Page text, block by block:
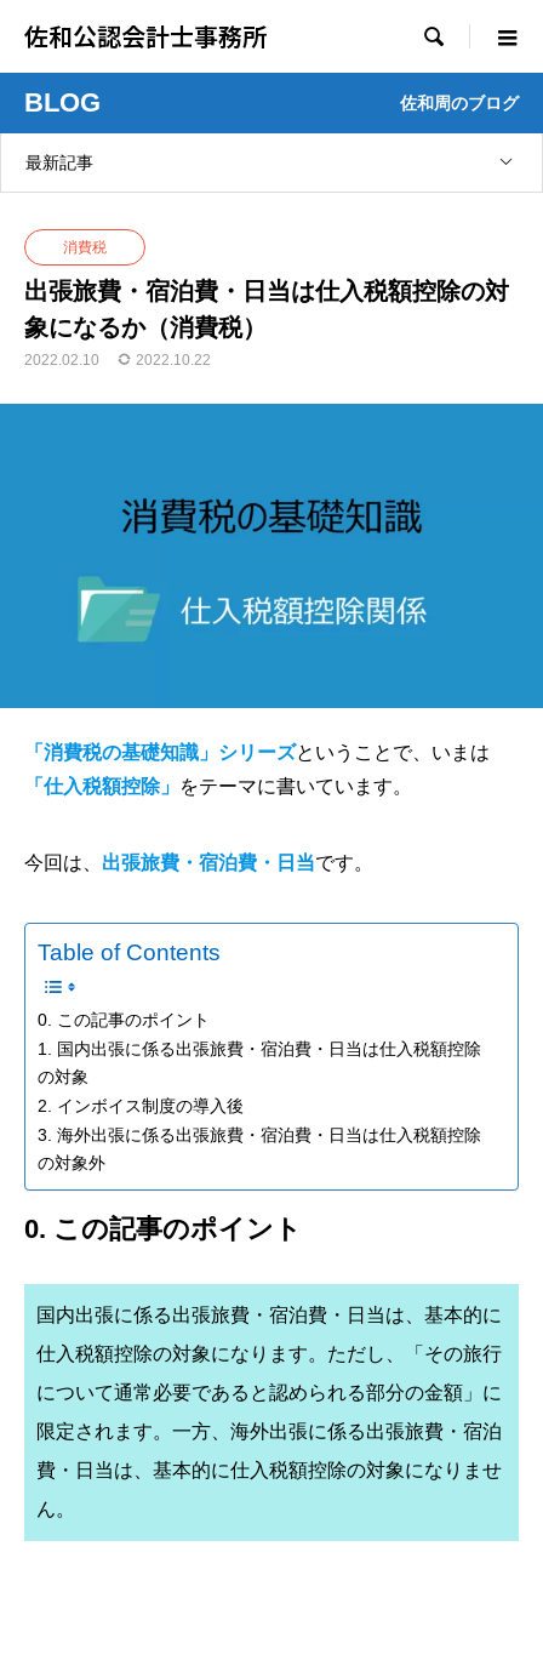
佐和公認会計士事務所 
BLOG 佐和周のブログ
最新記事
消費税
出張旅費・宿泊費・日当は仕入税額控除の対
象になるか（消費税）
2022.02.10 2022.10.22
「消費税の基礎知識」シリーズということで、いまは
「仕入税額控除」 をテーマに書いています。
今回は、 出張旅費・宿泊費・日当です。
Table of Contents
0. この記事のポイント
1. 国内出張に係る出張旅費・宿泊費・日当は仕入税額控除
の対象
2. インボイス制度の導入後
3. 海外出張に係る出張旅費・宿泊費・日当は仕入税額控除
の対象外
0. この記事のポイント
国内出張に係る出張旅費・宿泊費・日当は、基本的に
仕入税額控除の対象になります。ただし、「その旅行
について通常必要であると認められる部分の金額」に
限定されます。一方、海外出張に係る出張旅費・宿泊
費・日当は、基本的に仕入税額控除の対象になりませ
ん。